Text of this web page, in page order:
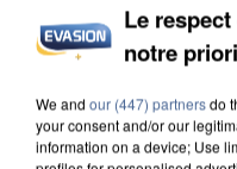
Le
notre
We and our (447) partnersdo
your consent and/or our
information on a device; Use